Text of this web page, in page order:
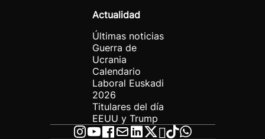
Actualidad
Últimas noticias
Guerra de
Ucrania
Calendario
Laboral Euskadi
2026
Titulares del día
EEUU y Trump